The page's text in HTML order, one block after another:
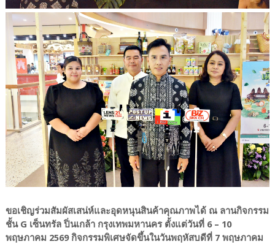
ขอเชิญร่วมสัมผัสเสน่ห์และอุดหนุนสินค้าคุณภาพได้ ณ ลานกิจกรรม
ชั้น G เซ็นทรัล ปิ่นเกล้า กรุงเทพมหานคร ตั้งแต่วันที่ 6 – 10
พฤษภาคม 2569 กิจกรรมพิเศษจัดขึ้นในวันพฤหัสบดีที่ 7 พฤษภาคม